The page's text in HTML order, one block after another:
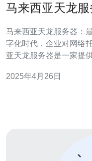
马来西亚天龙
马来西亚天龙服务器：最佳
字化时代，企业对网络
亚天龙服务器是一家提
能够确保服务的稳定性
2025年4月26日